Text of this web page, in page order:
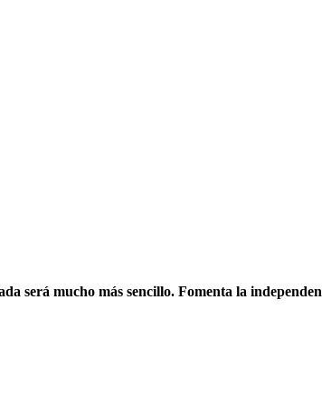
será mucho más sencillo. Fomenta la